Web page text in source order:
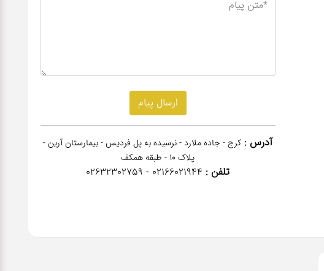
آدرس : کرج - جاده ملارد - نرسیده به پل فردیس - بیمارستان آرین -
پلاک 10 - طبقه همکف
تلفن : 02166021944 - 02632302759